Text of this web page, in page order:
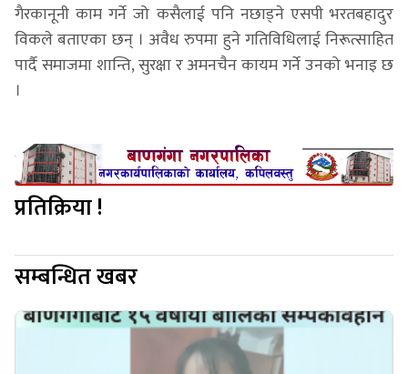
गैरकानूनी काम गर्ने जो कसैलाई पनि नछाड्ने एसपी भरतबहादुर
विकले बताएका छन् । अवैध रुपमा हुने गतिविधिलाई निरूत्साहित
पार्दै समाजमा शान्ति, सुरक्षा र अमनचैन कायम गर्ने उनको भनाइ छ
।
प्रतिक्रिया !
सम्बन्धित खबर